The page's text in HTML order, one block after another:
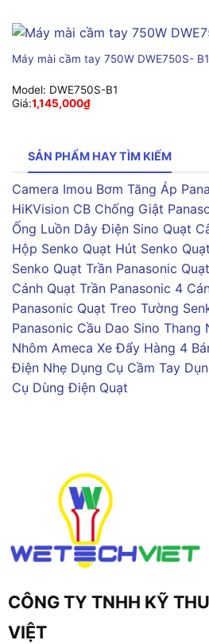
Máy mài cầm tay 750W DWE750S- B1
Model: DWE750S-B1
Giá:1,145,000₫
SẢN PHẨM HAY TÌM KIẾM
Camera Imou Bơm Tăng Áp
HiKVision CB Chống Giật
Ống Luồn Dây Điện Sino Quạt
Hộp Senko Quạt Hút Senko
Senko Quạt Trần Panasonic
Cánh Quạt Trần Panasonic 4
Panasonic Quạt Treo Tường
Panasonic Cầu Dao Sino Thang
Nhôm Ameca Xe Đẩy Hàng 4
Điện Nhẹ Dụng Cụ Cầm Tay
Cụ Dùng Điện Quạt
CÔNG TY TNHH KỸ
VIỆT